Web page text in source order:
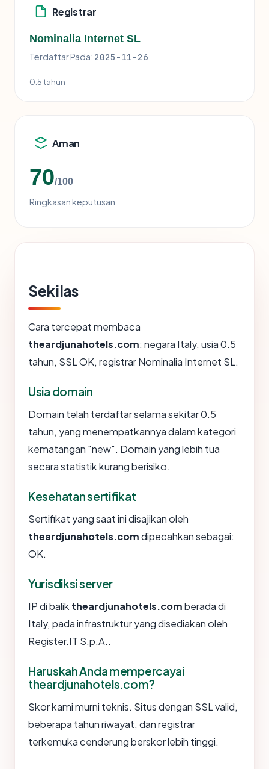
Registrar
Nominalia Internet SL
Terdaftar Pada: 2025-11-26
0.5 tahun
Aman
70/100
Ringkasan keputusan
Sekilas
Cara tercepat membaca
theardjunahotels.com: negara Italy, usia 0.5
tahun, SSL OK, registrar Nominalia Internet SL.
Usia domain
Domain telah terdaftar selama sekitar 0.5
tahun, yang menempatkannya dalam kategori
kematangan "new". Domain yang lebih tua
secara statistik kurang berisiko.
Kesehatan sertifikat
Sertifikat yang saat ini disajikan oleh
theardjunahotels.comdipecahkan sebagai:
OK.
Yurisdiksi server
IP di balik theardjunahotels.comberada di
Italy, pada infrastruktur yang disediakan oleh
Register.IT S.p.A..
Haruskah Anda mempercayai
theardjunahotels.com?
Skor kami murni teknis. Situs dengan SSL valid,
beberapa tahun riwayat, dan registrar
terkemuka cenderung berskor lebih tinggi.